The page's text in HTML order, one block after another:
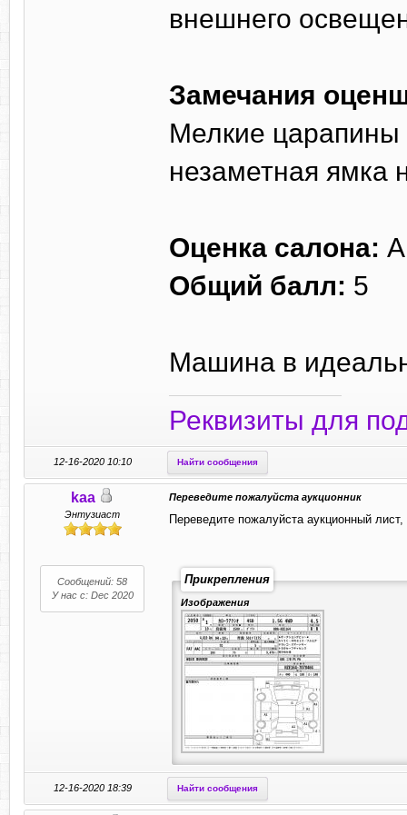
внешнего
Замечания
Мелкие царапины
незаметная ямка
Оценка салона: A
Общий балл: 5
Машина в
Реквизиты для
12-16-2020 10:10 Найти сообщения
kaa
Энтузиаст
Сообщений: 58
У нас с: Dec 2020
Переведите пожалуйста аукционник
Переведите пожалуйста аукционный лист,
Прикрепления
Изображения
12-16-2020 18:39 Найти сообщения